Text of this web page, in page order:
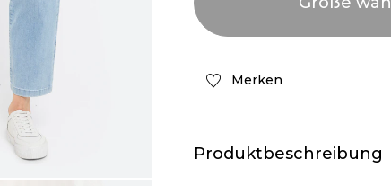
Merken
Produktbeschreibung